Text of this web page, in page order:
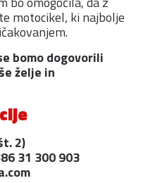
motocikel, ki najbolje
bomo dogovorili
želje in
2)
31 300 903